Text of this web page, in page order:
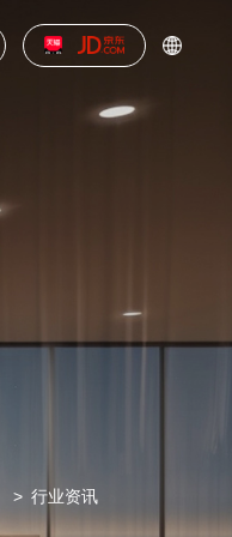
行业资讯